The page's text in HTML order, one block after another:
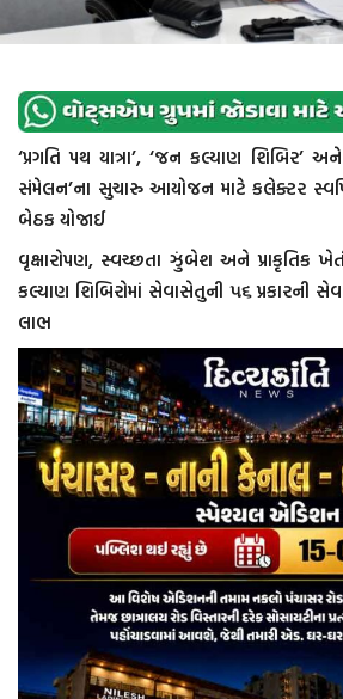
‘પ્રગતિ પથ યાત્રા’, ‘જન કલ્યાણ શિબિર’
સંમેલન’ના સુચારુ આયોજન માટે કલેક્ટર
બેઠક યોજાઈ
વૃક્ષારોપણ, સ્વચ્છતા ઝુંબેશ અને પ્રાકૃતિક
કલ્યાણ શિબિરોમાં સેવાસેતુની ૫૬
લાભ